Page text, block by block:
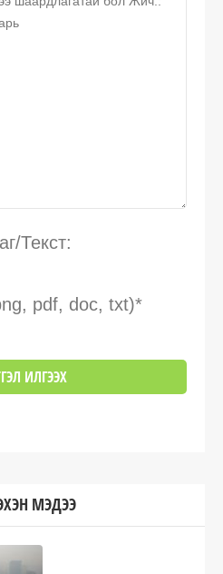
Текст:
pdf, doc, txt)*
МЭДЭЭ